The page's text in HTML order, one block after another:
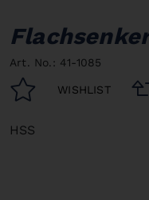
Art. No.: 41-1085
WISHLIST
HSS